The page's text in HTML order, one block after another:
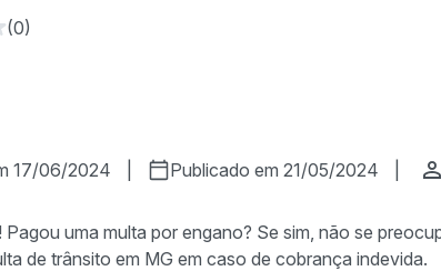
(0)
17/06/2024 Publicado em 21/05/2024
uma multa por engano? Se sim, não se
de trânsito em MG em caso de cobrança indevida.